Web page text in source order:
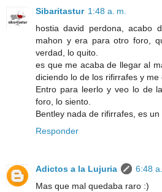
Sibaritastur 1:48 a. m.
hostia david perdona, acabo
mahon y era para otro foro,
verdad, lo quito.
es que me acaba de llegar al
diciendo lo de los rifirrafes y me
Entro para leerlo y veo lo de
foro, lo siento.
Bentley nada de rifirrafes, es un
Responder
Adictos a la Lujuria
6:48 a.
Mas que mal quedaba raro :)